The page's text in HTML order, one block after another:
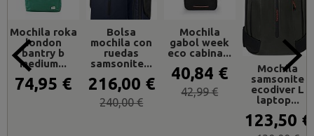
Mochila roka
london
bantry b
medium...
74,95 €
Bolsa
mochila con
ruedas
samsonite...
216,00 €
240,00 €
Mochila
gabol week
eco cabina...
40,84 €
42,99 €
Mochila
samsonite
ecodiver L
laptop...
123,50 €